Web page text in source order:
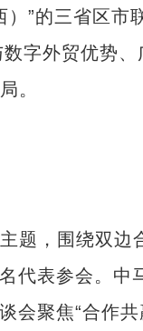
”的三省区市
字外贸优势
。
，围绕双边
代表参会。中
会聚焦“合作